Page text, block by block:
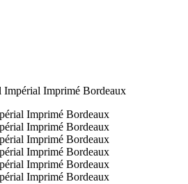
Impérial Imprimé Bordeaux